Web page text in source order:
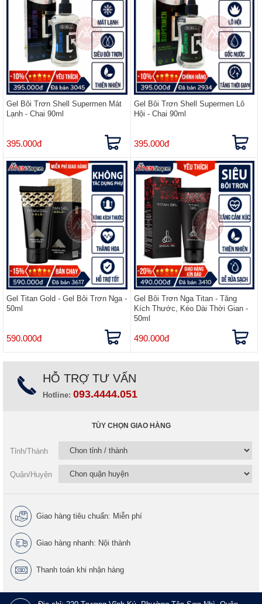
Gel Bôi Trơn Shell Supermen Mát
Lạnh - Chai 90ml
395.000đ
Gel Bôi Trơn Shell Supermen Lô
Hội - Chai 90ml
395.000đ
Gel Titan Gold - Gel Bôi Trơn Nga -
50ml
590.000đ
Gel Bôi Trơn Nga Titan - Tăng
Kích Thước, Kéo Dài Thời Gian -
50ml
490.000đ
HỖ TRỢ TƯ VẤN
Hotline: 093.4444.051
TÙY CHỌN GIAO HÀNG
Tỉnh/Thành
Quận/Huyện
Giao hàng tiêu chuẩn: Miễn phí
Giao hàng nhanh: Nội thành
Thanh toán khi nhận hàng